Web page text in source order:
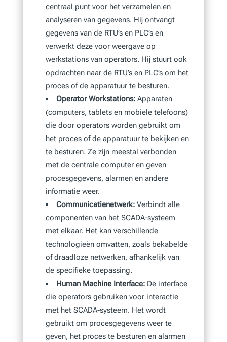
centraal punt voor het verzamelen en
analyseren van gegevens. Hij ontvangt
gegevens van de RTU’s en PLC’s en
verwerkt deze voor weergave op
werkstations van operators. Hij stuurt ook
opdrachten naar de RTU’s en PLC’s om het
proces of de apparatuur te besturen.
Operator Workstations:Apparaten
(computers, tablets en mobiele telefoons)
die door operators worden gebruikt om
het proces of de apparatuur te bekijken en
te besturen. Ze zijn meestal verbonden
met de centrale computer en geven
procesgegevens, alarmen en andere
informatie weer.
Communicatienetwerk:Verbindt alle
componenten van het SCADA-systeem
met elkaar. Het kan verschillende
technologieën omvatten, zoals bekabelde
of draadloze netwerken, afhankelijk van
de specifieke toepassing.
Human Machine Interface:De interface
die operators gebruiken voor interactie
met het SCADA-systeem. Het wordt
gebruikt om procesgegevens weer te
geven, het proces te besturen en alarmen